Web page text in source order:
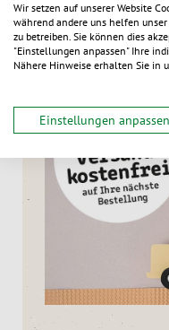
Wir setzen auf unserer Website
während andere uns helfen
zu betreiben. Sie können dies
"Einstellungen anpassen" Ihre
Nähere Hinweise erhalten Sie in
Einstellungen anpassen